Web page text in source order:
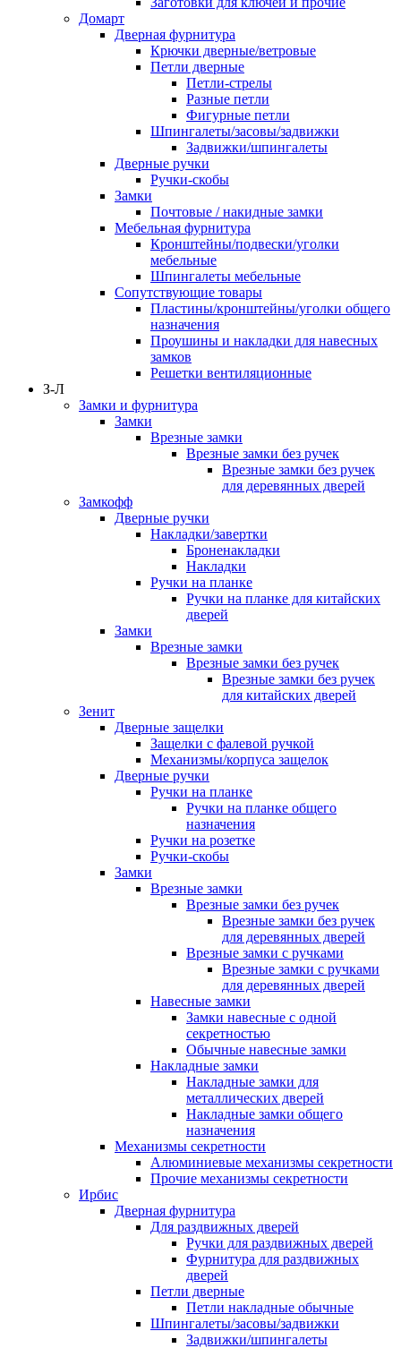
Домарт
Дверная фурнитура
Крючки дверные/ветровые
Петли дверные
Петли-стрелы
Разные петли
Фигурные петли
Шпингалеты/засовы/задвижки
Задвижки/шпингалеты
Дверные ручки
Ручки-скобы
Замки
Почтовые / накидные замки
Мебельная фурнитура
Кронштейны/подвески/уголки
мебельные
Шпингалеты мебельные
Сопутствующие товары
Пластины/кронштейны/уголки общего
назначения
Проушины и накладки для навесных
замков
Решетки вентиляционные
З-Л
Замки и фурнитура
Замки
Врезные замки
Врезные замки без ручек
Врезные замки без ручек
для деревянных дверей
Замкофф
Дверные ручки
Накладки/завертки
Броненакладки
Накладки
Ручки на планке
Ручки на планке для китайских
дверей
Замки
Врезные замки
Врезные замки без ручек
Врезные замки без ручек
для китайских дверей
Зенит
Дверные защелки
Защелки с фалевой ручкой
Механизмы/корпуса защелок
Дверные ручки
Ручки на планке
Ручки на планке общего
назначения
Ручки на розетке
Ручки-скобы
Замки
Врезные замки
Врезные замки без ручек
Врезные замки без ручек
для деревянных дверей
Врезные замки с ручками
Врезные замки с ручками
для деревянных дверей
Навесные замки
Замки навесные с одной
секретностью
Обычные навесные замки
Накладные замки
Накладные замки для
металлических дверей
Накладные замки общего
назначения
Механизмы секретности
Алюминиевые механизмы секретности
Прочие механизмы секретности
Ирбис
Дверная фурнитура
Для раздвижных дверей
Ручки для раздвижных дверей
Фурнитура для раздвижных
дверей
Петли дверные
Петли накладные обычные
Шпингалеты/засовы/задвижки
Задвижки/шпингалеты